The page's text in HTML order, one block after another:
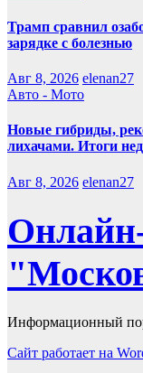
Трамп сравнил
зарядке с болезнью
Авг 8, 2026 elenan27
Авто - Мото
Новые гибриды,
лихачами. Итоги
Авг 8, 2026 elenan27
Информационный
Сайт работает на